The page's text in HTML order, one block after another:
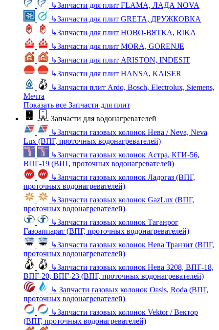
↳Запчасти для плит FLAMA, ЛАДА NOVA
↳Запчасти для плит GRETA, ДРУЖКОВКА
↳Запчасти для плит НОВО-ВЯТКА, RIKA
↳Запчасти для плит MORA, GORENJE
↳Запчасти для плит ARISTON, INDESIT
↳Запчасти для плит HANSA, KAISER
↳Запчасти плит Ardo, Bosch, Electrolux, Siemens,
Мечта
Показать все Запчасти для плит
Запчасти для водонагревателей
↳Запчасти газовых колонок Нева / Neva, Neva
Lux (ВПГ, проточных водонагревателей)
↳Запчасти газовых колонок Астра, КГИ-56,
ВПГ-19 (ВПГ, проточных водонагревателей)
↳Запчасти газовых колонок Ладогаз (ВПГ,
проточных водонагревателей)
↳Запчасти газовых колонок GazLux (ВПГ,
проточных водонагревателей)
↳Запчасти газовых колонок Таганрог
Газоаппарат (ВПГ, проточных водонагревателей)
↳Запчасти газовых колонок Нева Транзит (ВПГ,
проточных водонагревателей)
↳Запчасти газовых колонок Нева 3208, ВПГ-18,
ВПГ-20, ВПГ-23 (ВПГ, проточных водонагревателей)
↳ Запчасти газовых колонок Oasis, Roda (ВПГ,
проточных водонагревателей)
↳Запчасти газовых колонок Vektor / Вектор
(ВПГ, проточных водонагревателей)